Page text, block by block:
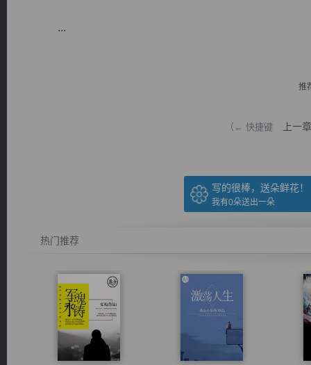
...
推
（← 快捷键 上一章
写的很棒，送朵鲜花！
我有0朵送出一朵
热门推荐